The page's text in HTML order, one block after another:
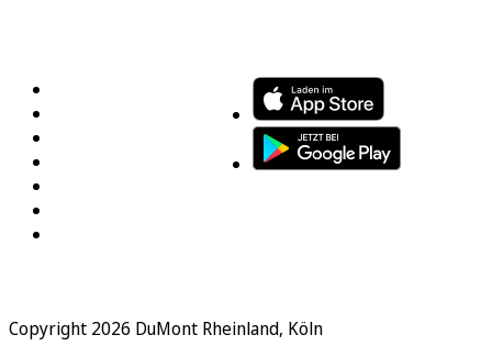
Copyright 2026 DuMont Rheinland, Köln